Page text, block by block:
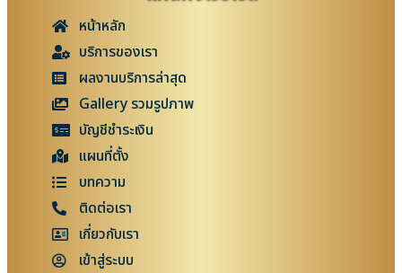
หน้าหลัก
บริการของเรา
ผลงานบริการล่าสุด
Gallery รวมรูปภาพ
บัญชีชำระเงิน
แผนที่ตั้ง
บทความ
ติดต่อเรา
เกี่ยวกับเรา
เข้าสู่ระบบ